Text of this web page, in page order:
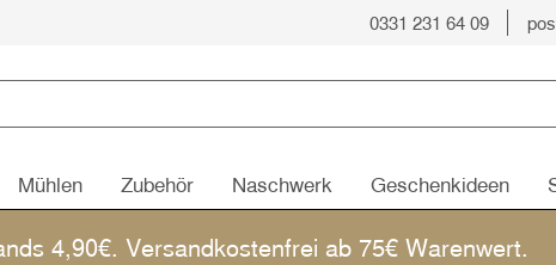
0331 231 64 09
Mühlen Zubehör Naschwerk Geschenkideen
4,90€. Versandkostenfrei ab 75€ Warenwert.